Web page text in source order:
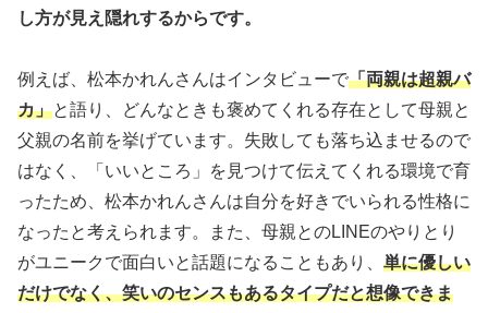
し方が見え隠れするからです。
例えば、松本かれんさんはインタビューで「両親は超親バ
カ」と語り、どんなときも褒めてくれる存在として母親と
父親の名前を挙げています。失敗しても落ち込ませるので
はなく、「いいところ」を見つけて伝えてくれる環境で育
ったため、松本かれんさんは自分を好きでいられる性格に
なったと考えられます。また、母親とのLINEのやりとり
がユニークで面白いと話題になることもあり、 単に優しい
だけでなく、笑いのセンスもあるタイプだと想像できま